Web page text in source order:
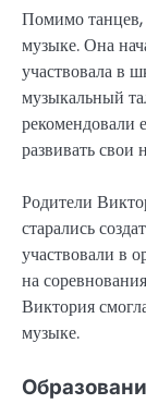
Помимо танцев,
музыке. Она
участвовала в
музыкальный
рекомендовали
развивать свои
Родители
старались
участвовали в
на
Виктория
музыке.